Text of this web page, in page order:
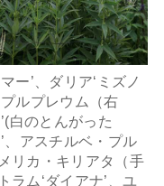
ー’、ダリア‘ミズノ
ルプレウム（右
白のとんがった
、アスチルベ・プル
リカ・キリアタ（手
ラム‘ダイアナ’、ユ